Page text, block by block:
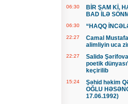
06:30
BİR ŞAM Kİ,
BAD İLƏ
06:30 “HAQQ
22:27
Camal
alimliyin uca
22:27
Salidə
poetik
keçirilib
15:24
Şəhid həkim
OĞLU
17.06.1992)